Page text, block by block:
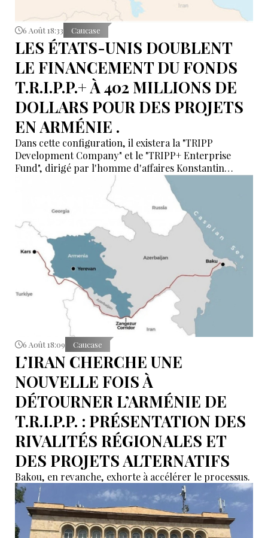
6 Août 18:33 Caucase
LES ÉTATS-UNIS DOUBLENT
LE FINANCEMENT DU FONDS
T.R.I.P.P.+ À 402 MILLIONS DE
DOLLARS POUR DES PROJETS
EN ARMÉNIE .
Dans cette configuration, il existera la "TRIPP
Development Company" et le "TRIPP+ Enterprise
Fund", dirigé par l'homme d'affaires Konstantin
6 Août 18:09 Caucase
L’IRAN CHERCHE UNE
NOUVELLE FOIS À
DÉTOURNER L’ARMÉNIE DE
T.R.I.P.P. : PRÉSENTATION DES
RIVALITÉS RÉGIONALES ET
DES PROJETS ALTERNATIFS
Bakou, en revanche, exhorte à accélérer le processus.